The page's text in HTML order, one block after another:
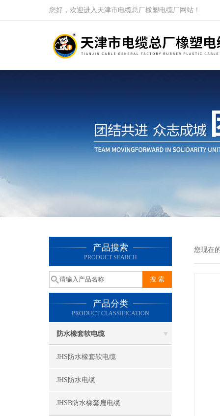
您好，欢迎进入天津市电缆总厂橡塑电缆厂网站！
产品搜索
PRODUCT SEARCH
产品分类
PRODUCT CLASSIFICATION
防水橡套软电缆
JHS防水橡套软电缆
JHS防水电缆
JHSB防水橡套扁电缆
您现在